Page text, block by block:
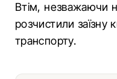
Втім, незважаючи
розчистили
транспорту.